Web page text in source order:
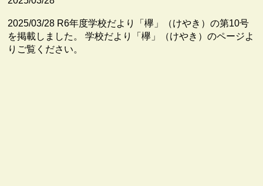
2025/03/28 R6年度学校だより「欅」（けやき）の第10号
を掲載しました。 学校だより「欅」（けやき）のページよ
りご覧ください。